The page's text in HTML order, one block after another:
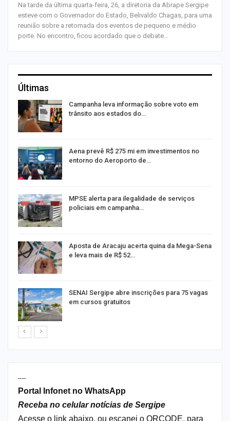
Na tarde da última quarta-feira, 26, a diretoria da Abrape Sergipe
esteve com o Governador do Estado, Belivaldo Chagas, para uma
reunião sobre a retomada dos eventos de pequeno e médio
porte. No encontro, ficou acordado que o debate…
Últimas
Campanha leva informação sobre voto em
trânsito aos estados do…
Aena prevê R$ 275 mi em investimentos no
entorno do Aeroporto de…
MPSE alerta para ilegalidade de serviços
policiais em campanha…
Aposta de Aracaju acerta quina da Mega-Sena
e leva mais de R$ 52…
SENAI Sergipe abre inscrições para 75 vagas
em cursos gratuitos
----
Portal Infonet no WhatsApp
Receba no celular notícias de Sergipe
Acesse o link abaixo, ou escanei o QRCODE, para